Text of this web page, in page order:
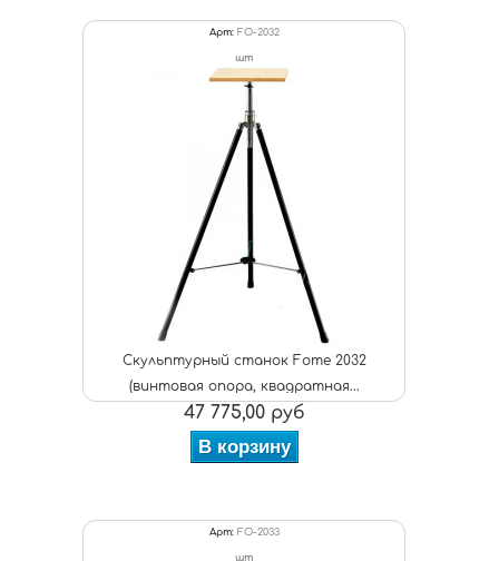
Арт: FO-2032
шт
Скульптурный станок Fome 2032
(винтовая опора, квадратная...
47 775,00 руб
В корзину
Арт: FO-2033
шт